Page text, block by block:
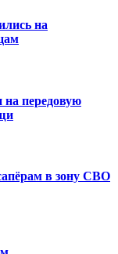
на
передовую
в зону СВО